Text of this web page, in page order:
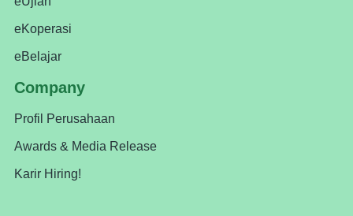
eKoperasi
eBelajar
Company
Profil Perusahaan
Awards & Media Release
Karir Hiring!